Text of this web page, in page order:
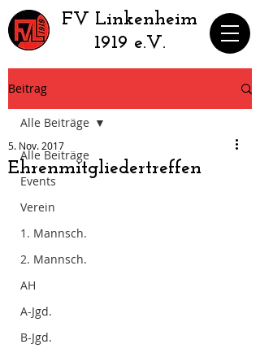
​FV Linkenheim
1919 e.V.
Beitrag
Alle Beiträge
Events
Verein
1. Mannsch.
2. Mannsch.
AH
A-Jgd.
B-Jgd.
Alle Beiträge
Ehrenmitgliedertreffen
5. Nov. 2017